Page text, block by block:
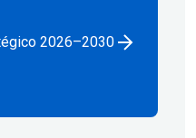
2026–2030